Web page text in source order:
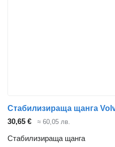
30,65 € ≈ 60,05 лв.
Стабилизираща щанга